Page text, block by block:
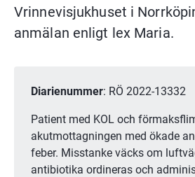
Vrinnevisjukhuset i
anmälan enligt lex Maria.
Diarienummer: RÖ 2022-13332
Patient med KOL och
akutmottagningen med ökade
feber. Misstanke väcks om
antibiotika ordineras och